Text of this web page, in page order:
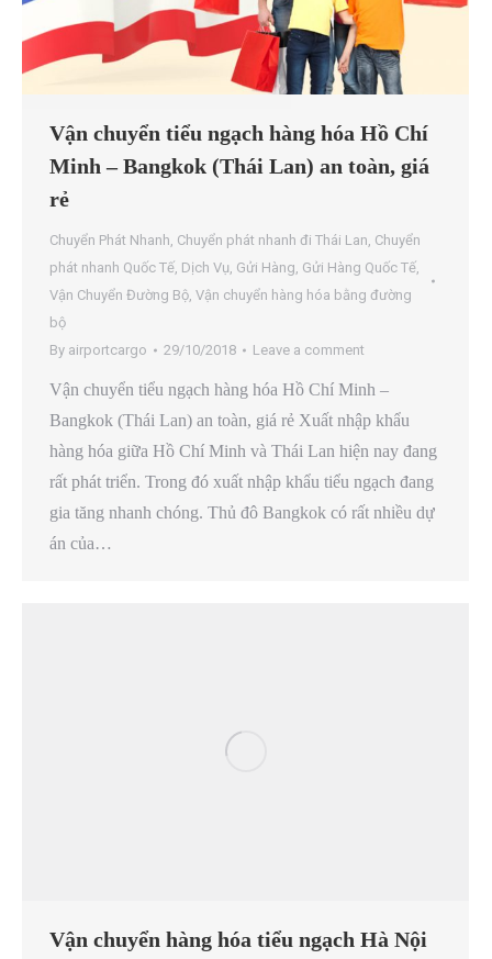
Vận chuyển tiểu ngạch hàng hóa Hồ Chí
Minh – Bangkok (Thái Lan) an toàn, giá
rẻ
Chuyển Phát Nhanh, Chuyển phát nhanh đi Thái Lan, Chuyển
phát nhanh Quốc Tế, Dịch Vụ, Gửi Hàng, Gửi Hàng Quốc Tế,
Vận Chuyển Đường Bộ, Vận chuyển hàng hóa bằng đường
bộ
By airportcargo 29/10/2018 Leave a comment
Vận chuyển tiểu ngạch hàng hóa Hồ Chí Minh –
Bangkok (Thái Lan) an toàn, giá rẻ Xuất nhập khẩu
hàng hóa giữa Hồ Chí Minh và Thái Lan hiện nay đang
rất phát triển. Trong đó xuất nhập khẩu tiểu ngạch đang
gia tăng nhanh chóng. Thủ đô Bangkok có rất nhiều dự
án của…
Vận chuyển hàng hóa tiểu ngạch Hà Nội